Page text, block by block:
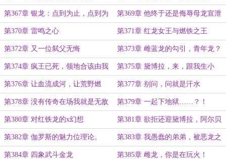
（月末求票）
第367章 银龙：点到为止，点到为
止！（大章，求月票）
第369章 他终于还是侮辱母龙宣泄
怒火了
第370章 雷鸣之心 第371章 红龙女王与燃铁之王
第372章 又一位弑父无悔 第373章 雌蓝龙的勾引，青年龙？
那更好了！
第374章 疯王已死，领地合该由我
继承！
第375章 黛博拉，来，跟我生小
龙！
第376章 让血流成河，让荒野燃
烧！
第377章 别问，问就是汗水
第378章 没有传奇在场我就是无敌
的！
第379章 一起下地狱……？！
第380章 对红铁龙的x幻想 第381章 欲拒还迎黛博拉，阿尔贝
托的龙姐
第382章 伽罗斯的魅力位理论。 第383章 我愚蠢的弟弟，被恶龙之
王俘虏了！
第384章 四象武斗金龙 第385章 雌龙，你是在玩火！